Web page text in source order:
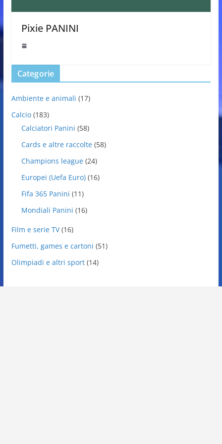
Pixie PANINI
Categorie
Ambiente e animali (17)
Calcio(183)
Calciatori Panini (58)
Cards e altre raccolte(58)
Champions league(24)
Europei (Uefa Euro)(16)
Fifa 365 Panini (11)
Mondiali Panini (16)
Film e serie TV(16)
Fumetti, games e cartoni (51)
Olimpiadi e altri sport(14)